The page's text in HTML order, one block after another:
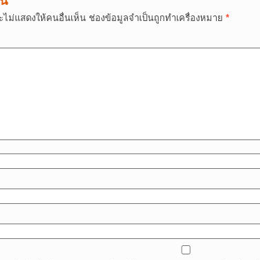
ไม่แสดงให้คนอื่นเห็น ช่องข้อมูลจำเป็นถูกทำเครื่องหมาย *